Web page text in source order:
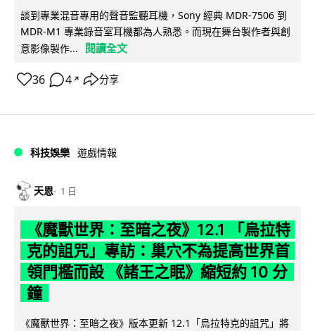
談到專業混音專用的聲音監聽耳機，Sony 經典 MDR-7506 到
MDR-M1 專業錄音室耳機都為人熟悉。而現在舞台製作者與創
意影像製作...
閱讀全文
36 4 ↗ 分享
科技娛樂 遊戲情報
天恩 1 日
《魔獸世界：至暗之夜》12.1 「烏拉特
克的詛咒」專訪：巢穴不為提高世界首
領門檻而設 《諸王之眠》縮短約 10 分
鐘
《魔獸世界：至暗之夜》版本更新 12.1「烏拉特克的詛咒」將